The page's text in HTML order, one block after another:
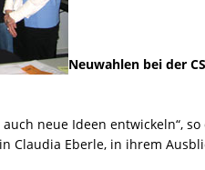
Neuwahlen bei der
neue Ideen entwickeln“,
Claudia Eberle, in ihrem